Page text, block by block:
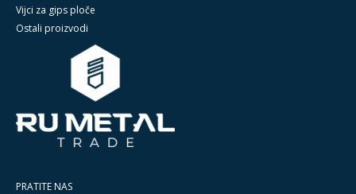
Vijci za gips ploče
Ostali proizvodi
PRATITE NAS